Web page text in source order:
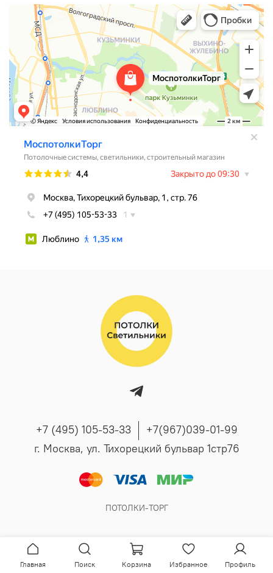
+7 (495) 105-53-33
+7(967)039-01-99
г. Москва, ул. Тихорецкий бульвар 1стр76
ПОТОЛКИ-ТОРГ
Главная Поиск Корзина Избранное Профиль